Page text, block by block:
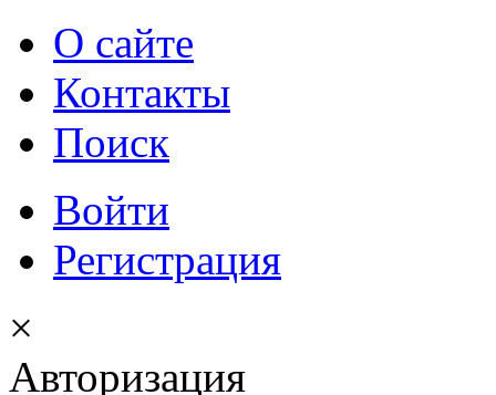
О сайте
Контакты
Поиск
Войти
Регистрация
×
Авторизация